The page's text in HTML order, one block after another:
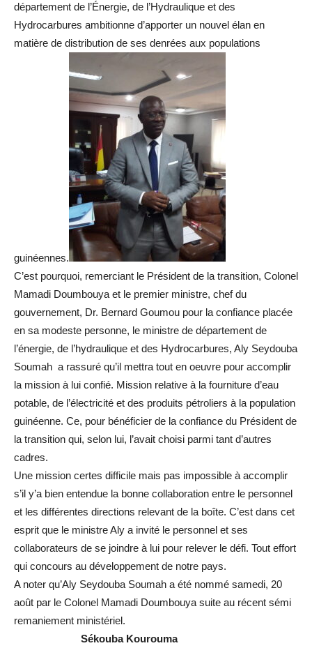
département de l’Énergie, de l’Hydraulique et des
Hydrocarbures ambitionne d’apporter un nouvel élan en
matière de distribution de ses denrées aux populations
guinéennes.
C’est pourquoi, remerciant le Président de la transition, Colonel
Mamadi Doumbouya et le premier ministre, chef du
gouvernement, Dr. Bernard Goumou pour la confiance placée
en sa modeste personne, le ministre de département de
l’énergie, de l’hydraulique et des Hydrocarbures, Aly Seydouba
Soumah a rassuré qu’il mettra tout en oeuvre pour accomplir
la mission à lui confié. Mission relative à la fourniture d’eau
potable, de l’électricité et des produits pétroliers à la population
guinéenne. Ce, pour bénéficier de la confiance du Président de
la transition qui, selon lui, l’avait choisi parmi tant d’autres
cadres.
Une mission certes difficile mais pas impossible à accomplir
s’il y’a bien entendue la bonne collaboration entre le personnel
et les différentes directions relevant de la boîte. C’est dans cet
esprit que le ministre Aly a invité le personnel et ses
collaborateurs de se joindre à lui pour relever le défi. Tout effort
qui concours au développement de notre pays.
A noter qu’Aly Seydouba Soumah a été nommé samedi, 20
août par le Colonel Mamadi Doumbouya suite au récent sémi
remaniement ministériel.
Sékouba Kourouma